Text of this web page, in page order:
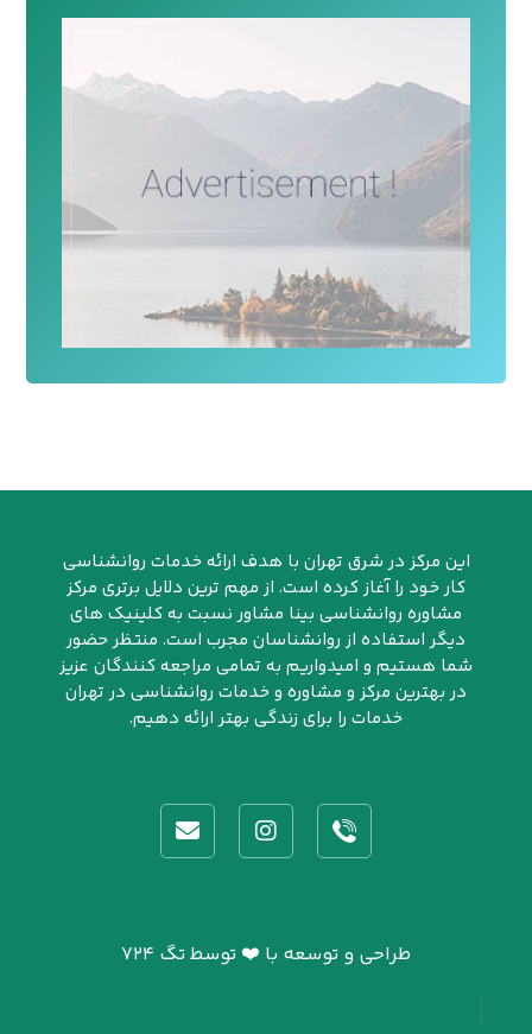
این مرکز در شرق تهران با هدف ارائه خدمات روانشناسی
کار خود را آغاز کرده است. از مهم ترین دلایل برتری مرکز
مشاوره روانشناسی بینا مشاور نسبت به کلینیک های
دیگر استفاده از روانشناسان مجرب است. منتظر حضور
شما هستیم و امیدواریم به تمامی مراجعه کنندگان عزیز
در بهترین مرکز و مشاوره و خدمات روانشناسی در تهران
خدمات را برای زندگی بهتر ارائه دهیم.
طراحی و توسعه با ❤️ توسط تگ ۷۲۴